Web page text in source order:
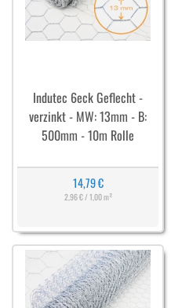
Indutec 6eck Geflecht -
verzinkt - MW: 13mm - B:
500mm - 10m Rolle
14,79 €
2,96 € / 1,00 m²